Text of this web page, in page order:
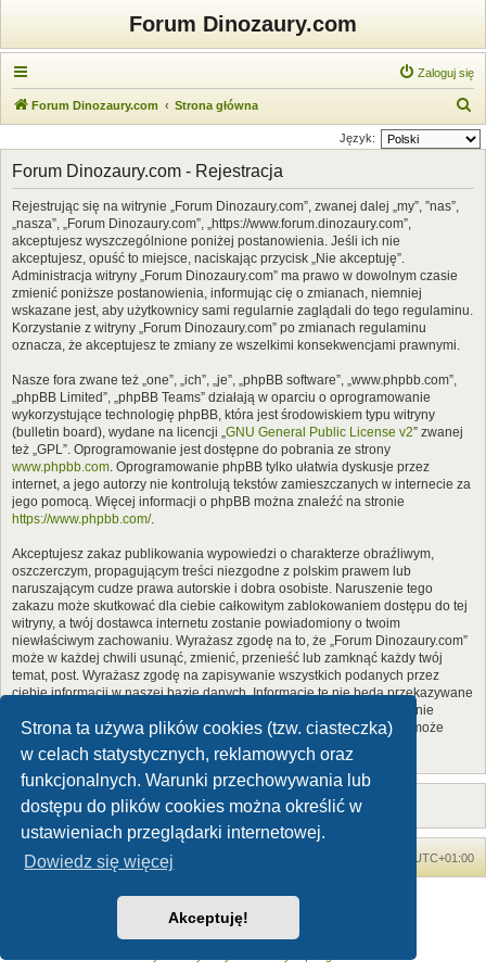
Strona ta używa plików cookies (tzw. ciasteczka)
w celach statystycznych, reklamowych oraz
funkcjonalnych. Warunki przechowywania lub
dostępu do plików cookies można określić w
ustawieniach przeglądarki internetowej.
Dowiedz się więcej
Akceptuję!
Forum Dinozaury.com
Zaloguj się
Forum Dinozaury.com Strona główna
z
Język:
Forum Dinozaury.com - Rejestracja
Rejestrując się na witrynie „Forum Dinozaury.com”, zwanej dalej „my”, ”nas”,
„nasza”, „Forum Dinozaury.com”, „https://www.forum.dinozaury.com”,
akceptujesz wyszczególnione poniżej postanowienia. Jeśli ich nie
akceptujesz, opuść to miejsce, naciskając przycisk „Nie akceptuję”.
Administracja witryny „Forum Dinozaury.com” ma prawo w dowolnym czasie
zmienić poniższe postanowienia, informując cię o zmianach, niemniej
wskazane jest, aby użytkownicy sami regularnie zaglądali do tego regulaminu.
Korzystanie z witryny „Forum Dinozaury.com” po zmianach regulaminu
oznacza, że akceptujesz te zmiany ze wszelkimi konsekwencjami prawnymi.
Nasze fora zwane też „one”, „ich”, „je”, „phpBB software”, „www.phpbb.com”,
„phpBB Limited”, „phpBB Teams” działają w oparciu o oprogramowanie
wykorzystujące technologię phpBB, która jest środowiskiem typu witryny
(bulletin board), wydane na licencji „GNU General Public License v2” zwanej
też „GPL”. Oprogramowanie jest dostępne do pobrania ze strony
www.phpbb.com. Oprogramowanie phpBB tylko ułatwia dyskusje przez
internet, a jego autorzy nie kontrolują tekstów zamieszczanych w internecie za
jego pomocą. Więcej informacji o phpBB można znaleźć na stronie
https://www.phpbb.com/.
Akceptujesz zakaz publikowania wypowiedzi o charakterze obraźliwym,
oszczerczym, propagującym treści niezgodne z polskim prawem lub
naruszającym cudze prawa autorskie i dobra osobiste. Naruszenie tego
zakazu może skutkować dla ciebie całkowitym zablokowaniem dostępu do tej
witryny, a twój dostawca internetu zostanie powiadomiony o twoim
niewłaściwym zachowaniu. Wyrażasz zgodę na to, że „Forum Dinozaury.com”
może w każdej chwili usunąć, zmienić, przenieść lub zamknąć każdy twój
temat, post. Wyrażasz zgodę na zapisywanie wszystkich podanych przez
ciebie informacji w naszej bazie danych. Informacje te nie będą przekazywane
nikomu bez twojej zgody, ale ani „Forum Dinozaury.com”, ani phpBB nie
ponosi odpowiedzialności za włamania do witryny, podczas których może
dojść do kradzieży danych.
Forum Dinozaury.com UTC+01:00
Dinozaury.com© 2006-2020
Technologię dostarczaphpBB® Forum Software © phpBB Limited
Polski pakiet językowy dostarcza